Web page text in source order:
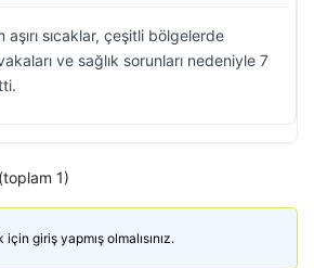
aşırı sıcaklar, çeşitli bölgelerde
ve sağlık sorunları nedeniyle 7
1)
giriş yapmış olmalısınız.